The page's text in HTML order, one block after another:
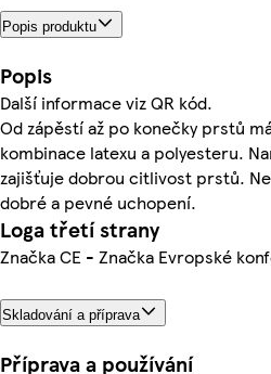
Popis produktu
Popis
Další informace viz QR kód.
Od zápěstí až po konečky prstů
kombinace latexu a polyesteru.
zajišťuje dobrou citlivost prstů.
dobré a pevné uchopení.
Loga třetí strany
Značka CE - Značka Evropské
Skladování a příprava
Příprava a používání